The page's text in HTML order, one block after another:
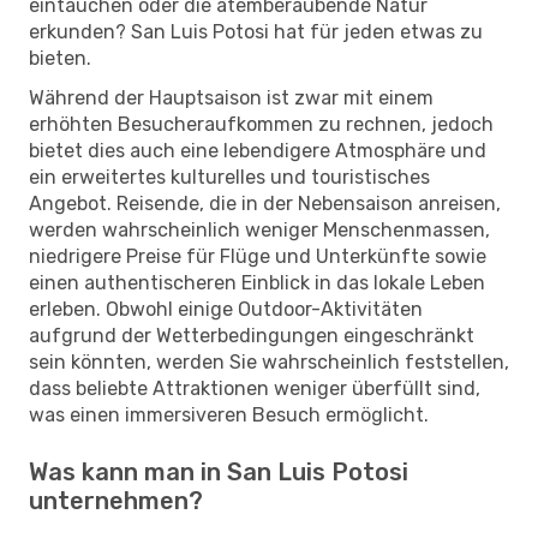
eintauchen oder die atemberaubende Natur
erkunden? San Luis Potosi hat für jeden etwas zu
bieten.
Während der Hauptsaison ist zwar mit einem
erhöhten Besucheraufkommen zu rechnen, jedoch
bietet dies auch eine lebendigere Atmosphäre und
ein erweitertes kulturelles und touristisches
Angebot. Reisende, die in der Nebensaison anreisen,
werden wahrscheinlich weniger Menschenmassen,
niedrigere Preise für Flüge und Unterkünfte sowie
einen authentischeren Einblick in das lokale Leben
erleben. Obwohl einige Outdoor-Aktivitäten
aufgrund der Wetterbedingungen eingeschränkt
sein könnten, werden Sie wahrscheinlich feststellen,
dass beliebte Attraktionen weniger überfüllt sind,
was einen immersiveren Besuch ermöglicht.
Was kann man in San Luis Potosi
unternehmen?